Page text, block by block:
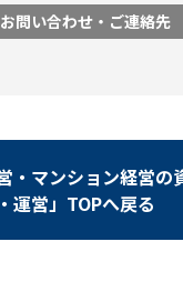
お問い合わせ・ご連絡先
・マンション経営の
運営」TOPへ戻る